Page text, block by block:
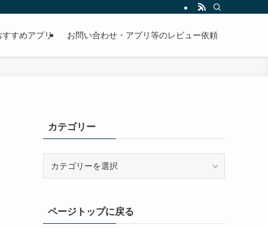
すすめアプリ お問い合わせ・アプリ等のレビュー依頼
カテゴリー
ーページトップに戻る